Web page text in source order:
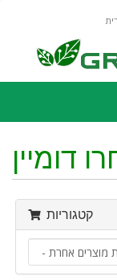
קטגוריות